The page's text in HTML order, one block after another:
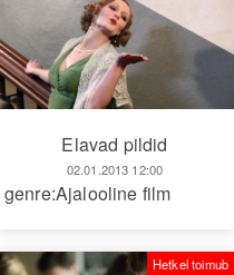
Elavad pildid
02.01.2013 12:00
genre:Ajalooline film
Hetkel toimub